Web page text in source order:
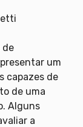
de
um
capazes de
de uma
Alguns
a